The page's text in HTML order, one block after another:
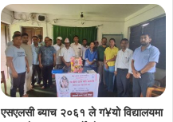
एसएलसी ब्याच २०६१ ले ग¥यो विद्यालयमा